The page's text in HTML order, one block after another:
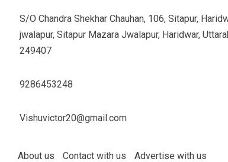
S/O Chandra Shekhar Chauhan, 106, Sitapur,
jwalapur, Sitapur Mazara Jwalapur, Haridwar,
249407
9286453248
Vishuvictor20@gmail.com
About us Contact with us Advertise with us